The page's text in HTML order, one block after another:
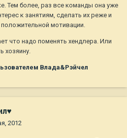
Тем более, раз все команды она уже
к занятиям, сделать их реже и
мотивации.
что надо поменять хендлера. Или
хозяину.
Влада&Рэйчел
2012